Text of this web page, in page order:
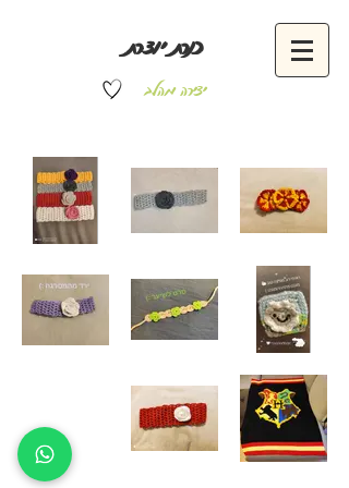
כנרת יוצרת
יצירה מהלב